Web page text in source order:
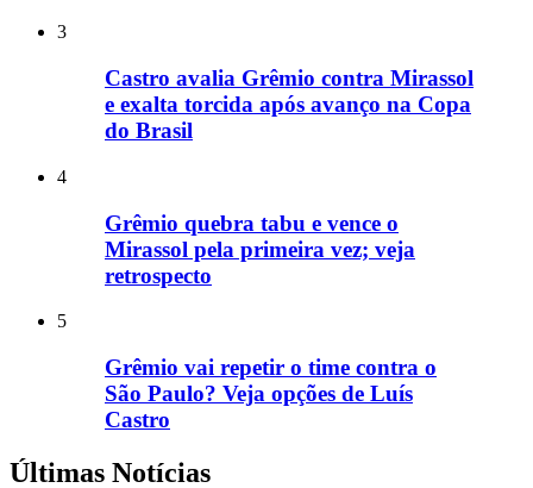
3
Castro avalia Grêmio contra Mirassol
e exalta torcida após avanço na Copa
do Brasil
4
Grêmio quebra tabu e vence o
Mirassol pela primeira vez; veja
retrospecto
5
Grêmio vai repetir o time contra o
São Paulo? Veja opções de Luís
Castro
Últimas Notícias